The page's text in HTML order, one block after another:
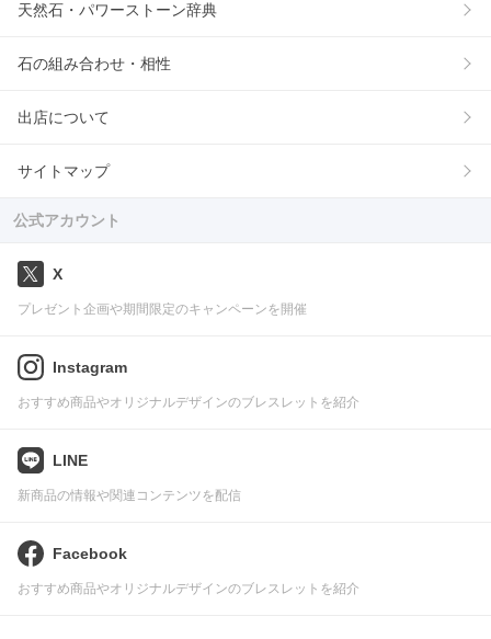
天然石・パワーストーン辞典
石の組み合わせ・相性
出店について
サイトマップ
公式アカウント
X
プレゼント企画や期間限定のキャンペーンを開催
Instagram
おすすめ商品やオリジナルデザインのブレスレットを紹介
LINE
新商品の情報や関連コンテンツを配信
Facebook
おすすめ商品やオリジナルデザインのブレスレットを紹介